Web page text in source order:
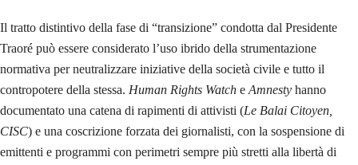
Il tratto distintivo della fase di “transizione” condotta dal Presidente
Traoré può essere considerato l’uso ibrido della strumentazione
normativa per neutralizzare iniziative della società civile e tutto il
contropotere della stessa. Human Rights Watch e Amnesty hanno
documentato una catena di rapimenti di attivisti (Le Balai Citoyen,
CISC) e una coscrizione forzata dei giornalisti, con la sospensione di
emittenti e programmi con perimetri sempre più stretti alla libertà di